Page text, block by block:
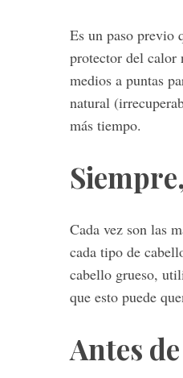
Es un paso previo
protector del calor
medios a puntas
natural
más tiempo.
Cada vez son las
cada tipo de
cabello grueso,
que esto puede
Antes